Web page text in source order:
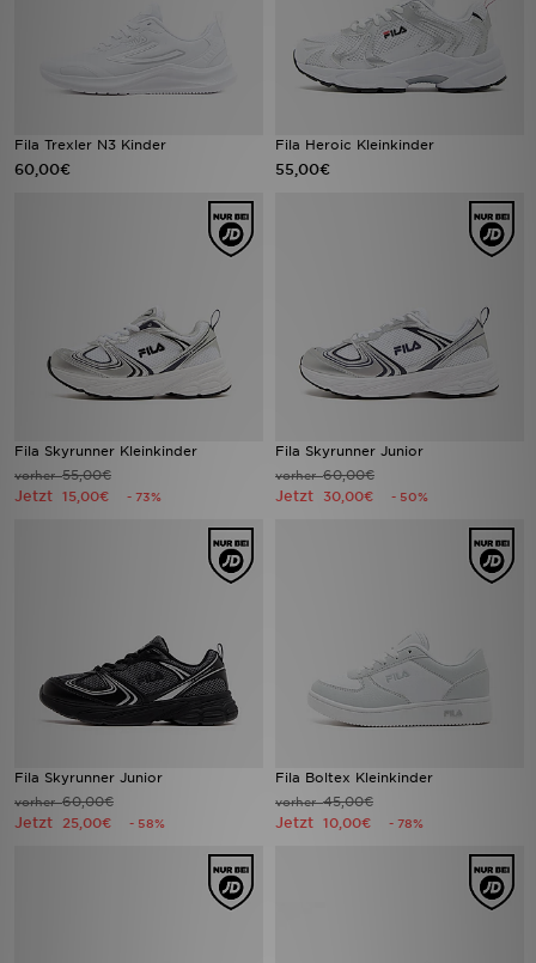
Fila Trexler N3 Kinder
60,00€
Fila Heroic Kleinkinder
55,00€
Fila Skyrunner Kleinkinder
vorher55,00€
Jetzt 15,00€ - 73%
Fila Skyrunner Junior
vorher60,00€
Jetzt 30,00€ - 50%
Fila Skyrunner Junior
vorher60,00€
Jetzt 25,00€ - 58%
Fila Boltex Kleinkinder
vorher45,00€
Jetzt 10,00€ - 78%